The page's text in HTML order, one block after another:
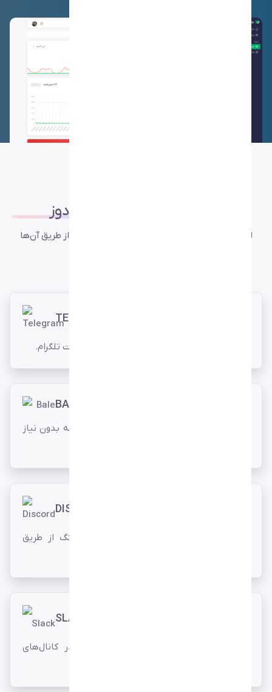
یودوز
لیست پلتفرم‌های که می توانید هشدارهای خود را از طریق آن‌ها
TELEGRAM
دریافت اعلان‌ها و رخدادهای مانیتور از طریق ربات تلگرام.
BALE
دریافت اعلانات مانیتورها در پیامرسان ایرانی بله بدون نیاز
DISCORD
دریافت نوتیفیکیشن‌ها و رخدادهای مانیتورینگ از طریق
SLACK
مدیریت رخدادها و هشدارهای مانیتورینگ در کانال‌های